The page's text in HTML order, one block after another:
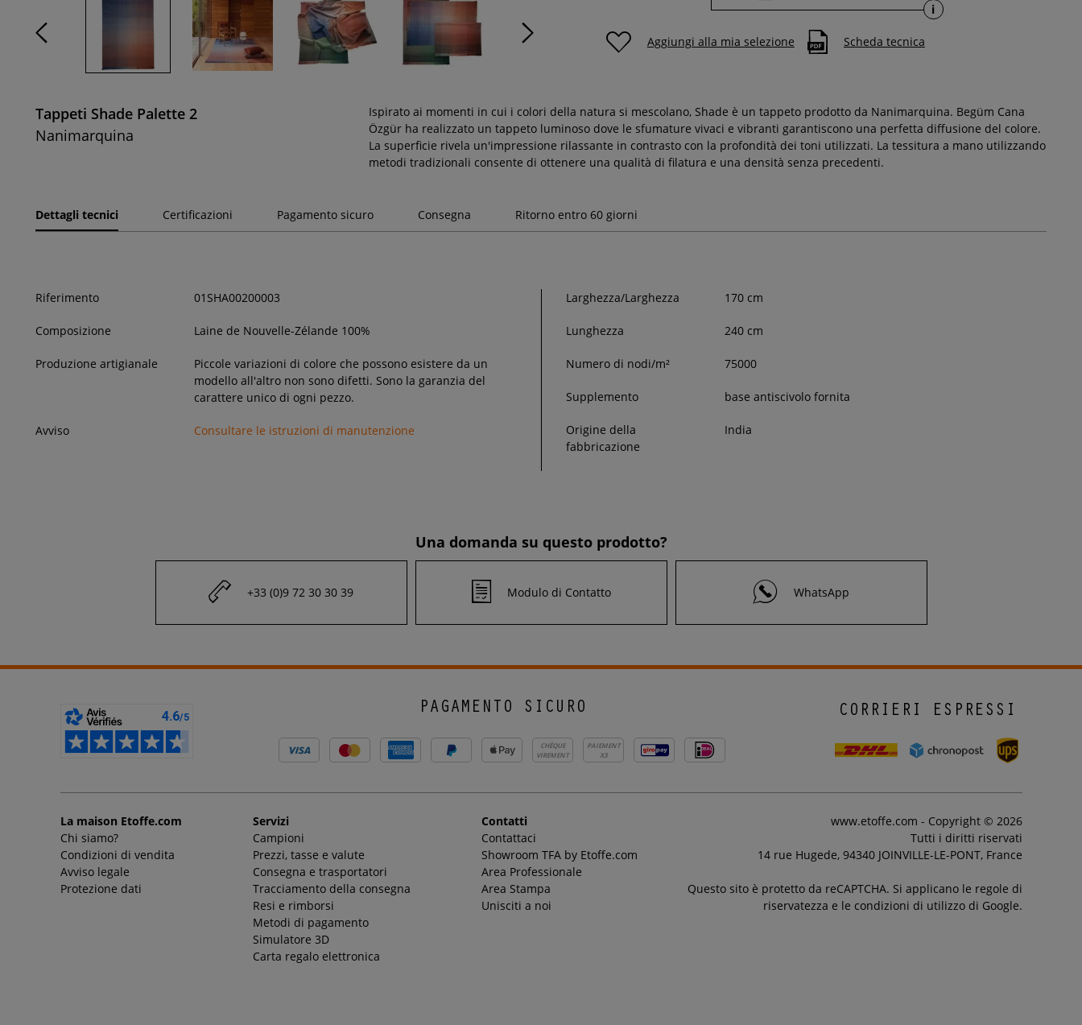
i
Aggiungi alla mia selezione Scheda tecnica
Tappeti Shade Palette 2
Nanimarquina
Ispirato ai momenti in cui i colori della natura si mescolano, Shade è un tappeto prodotto da Nanimarquina. Begüm Cana
Özgür ha realizzato un tappeto luminoso dove le sfumature vivaci e vibranti garantiscono una perfetta diffusione del colore.
La superficie rivela un'impressione rilassante in contrasto con la profondità dei toni utilizzati. La tessitura a mano utilizzando
metodi tradizionali consente di ottenere una qualità di filatura e una densità senza precedenti.
Dettagli tecnici Certificazioni Pagamento sicuro Consegna Ritorno entro 60 giorni
Riferimento 01SHA00200003
Composizione Laine de Nouvelle-Zélande 100%
Produzione artigianale
Piccole variazioni di colore che possono esistere da un
modello all'altro non sono difetti. Sono la garanzia del
carattere unico di ogni pezzo.
Avviso Consultare le istruzioni di manutenzione
Larghezza/Larghezza 170 cm
Lunghezza 240 cm
Numero di nodi/m² 75000
Supplemento base antiscivolo fornita
Origine della
fabbricazione
India
Una domanda su questo prodotto?
+33 (0)9 72 30 30 39 Modulo di Contatto WhatsApp
PAGAMENTO SICURO
CHÈQUE
VIREMENT
PAIEMENT
X3
CORRIERI ESPRESSI
La maison Etoffe.com
Chi siamo?
Condizioni di vendita
Avviso legale
Protezione dati
Servizi
Campioni
Prezzi, tasse e valute
Consegna e trasportatori
Tracciamento della consegna
Resi e rimborsi
Metodi di pagamento
Simulatore 3D
Carta regalo elettronica
Contatti
Contattaci
Showroom TFA by Etoffe.com
Area Professionale
Area Stampa
Unisciti a noi
www.etoffe.com - Copyright © 2026
Tutti i diritti riservati
14 rue Hugede, 94340 JOINVILLE-LE-PONT, France
Questo sito è protetto da reCAPTCHA. Si applicano le regole di
riservatezza e le condizioni di utilizzo di Google.